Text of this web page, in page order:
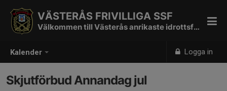
Kalender Logga in
VÄSTERÅS FRIVILLIGA SSF
Välkommen till Västerås anrikaste idrottsförening
Skjutförbud Annandag jul